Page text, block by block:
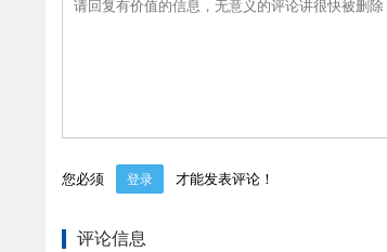
您必须 登录 才能发表评论！
评论信息